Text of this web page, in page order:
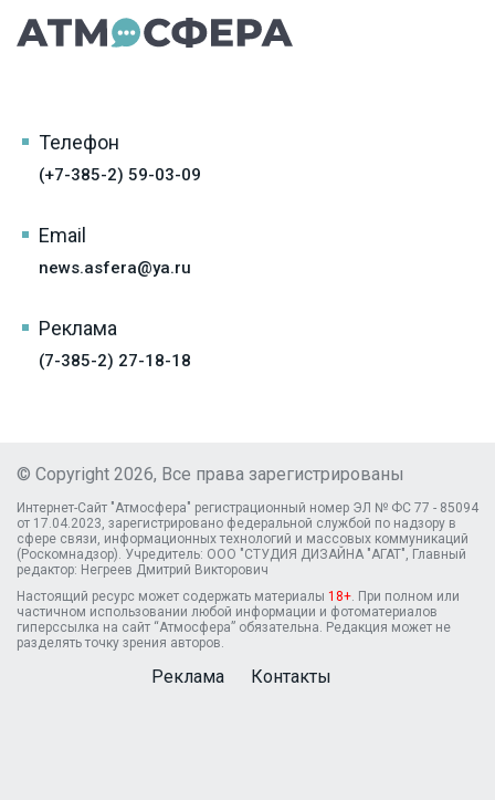
Телефон
(+7-385-2) 59-03-09
Email
news.asfera@ya.ru
Реклама
(7-385-2) 27-18-18
© Copyright 2026, Все права зарегистрированы
Интернет-Сайт "Атмосфера" регистрационный номер ЭЛ № ФС 77 - 85094
от 17.04.2023, зарегистрировано федеральной службой по надзору в
сфере связи, информационных технологий и массовых коммуникаций
(Роскомнадзор). Учредитель: ООО "СТУДИЯ ДИЗАЙНА "АГАТ", Главный
редактор: Негреев Дмитрий Викторович
Настоящий ресурс может содержать материалы 18+ . При полном или
частичном использовании любой информации и фотоматериалов
гиперссылка на сайт “Атмосфера” обязательна. Редакция может не
разделять точку зрения авторов.
Реклама Контакты